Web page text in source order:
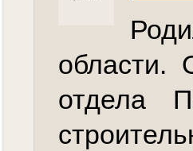
области.
отдела